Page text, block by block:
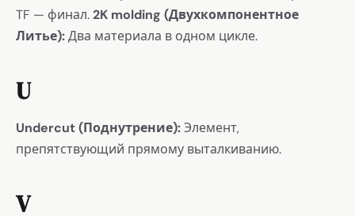
TF — финал.2K molding (Двухкомпонентное
Литье):Два материала в одном цикле.
U
Undercut (Поднутрение):Элемент,
препятствующий прямому выталкиванию.
V